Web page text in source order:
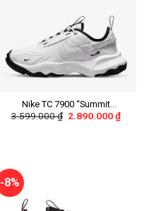
Nike TC 7900 “Summit
White/Photon Dust”
3.599.000₫ 2.890.000₫
-8%